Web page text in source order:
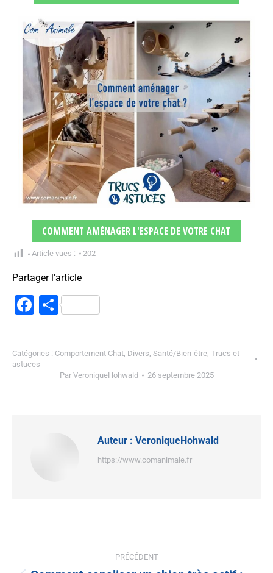
COMMENT AMÉNAGER L'ESPACE DE VOTRE CHAT
Article vues : 202
Partager l'article
Facebook
Partager
Catégories : Comportement Chat Divers Santé/Bien-être Trucs et
astuces
Par VeroniqueHohwald 26 septembre 2025
Auteur : VeroniqueHohwald
https://www.comanimale.fr
PRÉCÉDENT